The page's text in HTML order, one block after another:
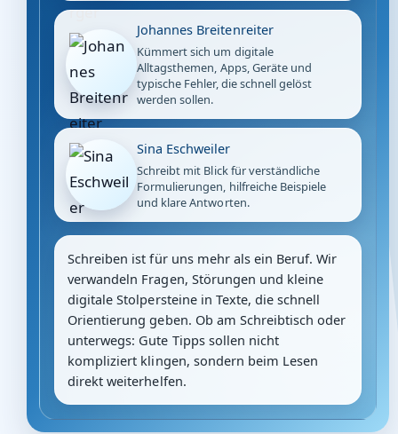
Johannes Breitenreiter
Kümmert sich um digitale
Alltagsthemen, Apps, Geräte und
typische Fehler, die schnell gelöst
werden sollen.
Sina Eschweiler
Schreibt mit Blick für verständliche
Formulierungen, hilfreiche Beispiele
und klare Antworten.
Schreiben ist für uns mehr als ein Beruf. Wir
verwandeln Fragen, Störungen und kleine
digitale Stolpersteine in Texte, die schnell
Orientierung geben. Ob am Schreibtisch oder
unterwegs: Gute Tipps sollen nicht
kompliziert klingen, sondern beim Lesen
direkt weiterhelfen.